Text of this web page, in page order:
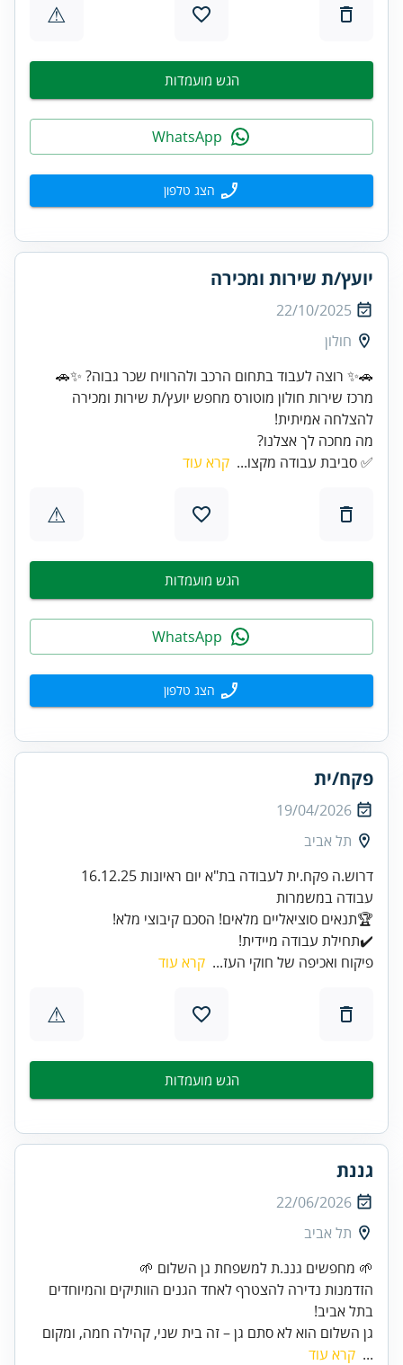
⚠
הגש מועמדות
הצג טלפון
יועץ/ת שירות ומכירה
22/10/2025
חולון
מרכז שירות חולון מוטורס מחפש יועץ/ת שירות ומכירה
להצלחה אמיתית!
מה מחכה לך אצלנו?
✅ סביבת עבודה מקצו... קרא עוד
⚠
הגש מועמדות
הצג טלפון
פקח/ית
19/04/2026
תל אביב
✔️תחילת עבודה מיידית!
פיקוח ואכיפה של חוקי העז... קרא עוד
⚠
הגש מועמדות
גננת
22/06/2026
תל אביב
הזדמנות נדירה להצטרף לאחד הגנים הוותיקים והמיוחדים
בתל אביב!
גן השלום הוא לא סתם גן – זה בית שני, קהילה חמה, ומקום
... קרא עוד